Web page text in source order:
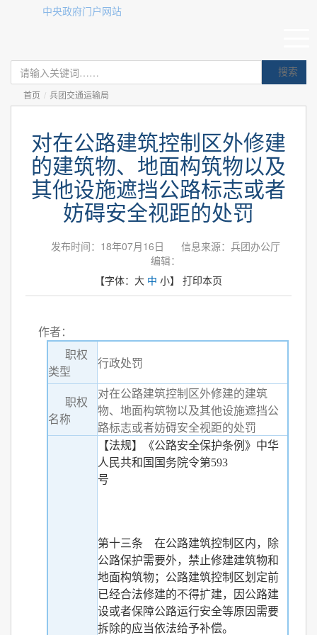
中央政府门户网站
搜索
首页 / 兵团交通运输局
对在公路建筑控制区外修建
的建筑物、地面构筑物以及
其他设施遮挡公路标志或者
妨碍安全视距的处罚
发布时间：18年07月16日
信息来源：兵团办公厅
编辑：
【字体： 大 中 小】 打印本页
作者：
职权
类型
行政处罚
职权
名称
对在公路建筑控制区外修建的建筑
物、地面构筑物以及其他设施遮挡公
路标志或者妨碍安全视距的处罚
【法规】《公路安全保护条例》中华
人民共和国国务院令第593
号
第十三条 在公路建筑控制区内，除
公路保护需要外，禁止修建建筑物和
地面构筑物；公路建筑控制区划定前
已经合法修建的不得扩建，因公路建
设或者保障公路运行安全等原因需要
拆除的应当依法给予补偿。